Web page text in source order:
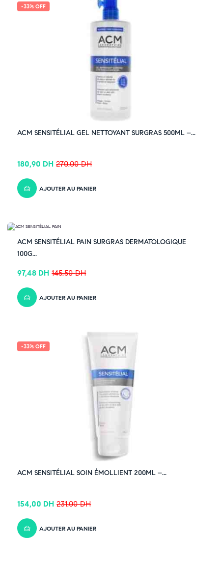
-33% OFF
ACM SENSITÉLIAL GEL NETTOYANT SURGRAS 500ML –...
270,00DH
180,90 DH
AJOUTER AU PANIER
ACM SENSITÉLIAL PAIN SURGRAS DERMATOLOGIQUE
100G...
145,50DH
97,48 DH
AJOUTER AU PANIER
-33% OFF
ACM SENSITÉLIAL SOIN ÉMOLLIENT 200ML –...
231,00DH
154,00 DH
AJOUTER AU PANIER